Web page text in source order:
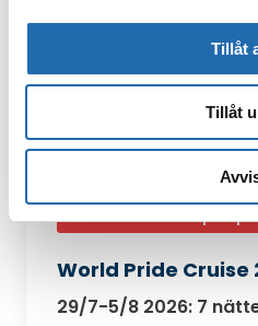
Tillåt
Tillåt
Från 25 240 kr per
World Pride Cruise
29/7-5/8 2026: 7